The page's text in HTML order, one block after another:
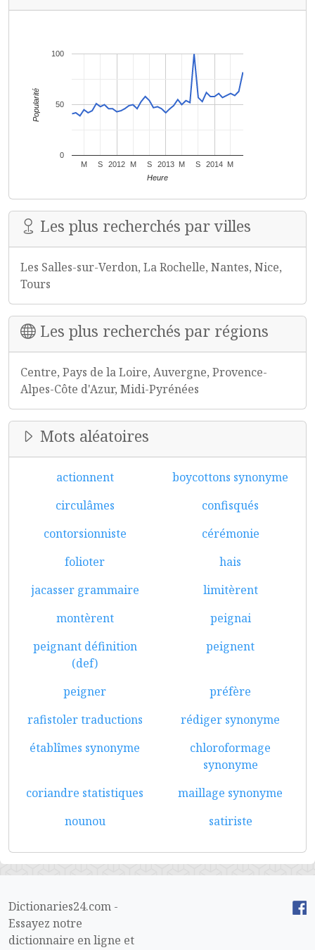
2012 2013 2014
M S M S M S M
0
50
100
Heure
Popularité
Les plus recherchés par villes
Les Salles-sur-Verdon, La Rochelle, Nantes, Nice,
Tours
Les plus recherchés par régions
Centre, Pays de la Loire, Auvergne, Provence-
Alpes-Côte d'Azur, Midi-Pyrénées
Mots aléatoires
actionnent
boycottons synonyme
circulâmes
confisqués
contorsionniste
cérémonie
folioter
hais
jacasser grammaire
limitèrent
montèrent
peignai
peignant définition
(def)
peignent
peigner
préfère
rafistoler traductions
rédiger synonyme
établîmes synonyme
chloroformage
synonyme
coriandre statistiques
maillage synonyme
nounou
satiriste
Dictionaries24.com -
Essayez notre
dictionnaire en ligne et